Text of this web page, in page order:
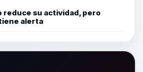
reduce su actividad, pero
alerta